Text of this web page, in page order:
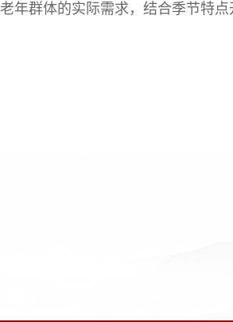
老年群体的实际需求，结合季节特